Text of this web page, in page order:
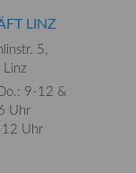
LINZ
5,
9-12 &
Uhr
12 Uhr